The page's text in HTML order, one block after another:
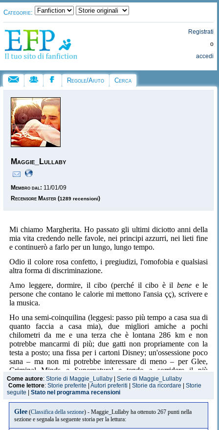
Categorie:
Registrati
o
accedi
Regole/Aiuto Cerca
Maggie_Lullaby
Membro dal: 11/01/09
Recensore Master (1289 recensioni)
Mi chiamo Margherita. Ho passato gli ultimi diciotto anni della
mia vita credendo nelle favole, nei principi azzurri, nei lieti fine
e continuerò a farlo per un lungo, lungo tempo.
Odio il colore rosa confetto, i pregiudizi, l'omofobia e qualsiasi
altra forma di discriminazione.
Amo leggere, dormire, il cibo (perché il cibo è ilbene e le
persone che contano le calorie mi mettono l'ansia çç), scrivere e
la musica.
Ho una semi-coinquilina (leggesi: passo più tempo a casa sua di
quanto faccia a casa mia), due migliori amiche a pochi
chilometri da me e una terza che è lontana 286 km e non
potrebbe mancarmi di più; due gatti non propriamente con la
testa a posto; una fissa per i cartoni Disney; un'ossessione poco
sana – ma non mi potrebbe interessare di meno – per Glee,
Criminal Minds e Supernatural e tendo a sorridere il più
possibile. Because life is good, whatever happens.
Il mio OTP eterno è Klaine *-* Perché quei due sono
l'ammmore e mi mandano in come diabetico ogni volta che si
guardano. O sono anche nella stessa scena insieme. Klaine è il
bene. Punto e basta.
Come autore: Storie di Maggie_Lullaby
Serie di Maggie_Lullaby
Come lettore: Storie preferite Autori preferiti Storie da ricordare
Storie
seguite
Stato nel programma recensioni
Glee (Classifica della sezione) - Maggie_Lullaby ha ottenuto 267 punti nella
sezione e segnala la seguente storia per la lettura: